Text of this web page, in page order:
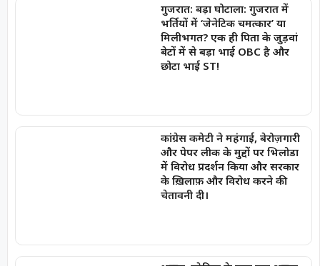
गुजरात: बड़ा घोटाला: गुजरात में
भर्तियों में ‘जेनेटिक चमत्कार’ या
मिलीभगत? एक ही पिता के जुड़वां
बेटों में से बड़ा भाई OBC है और
छोटा भाई ST!
कांग्रेस कमेटी ने महंगाई, बेरोज़गारी
और पेपर लीक के मुद्दों पर भिलोडा
में विरोध प्रदर्शन किया और सरकार
के ख़िलाफ़ और विरोध करने की
चेतावनी दी।